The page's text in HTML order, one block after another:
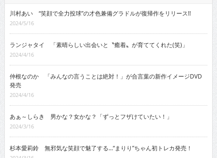
川村あい “笑顔で全力投球”の才色兼備グラドルが復帰作をリリース!!
2024/5/16
ランジャタイ 「素晴らしい出会いと〝癒着〟が育ててくれた(笑)」
2024/4/16
仲根なのか 「みんなの言うことは絶対！」が合言葉の新作イメージDVD
発売
2024/4/16
あぁ～しらき 男かな？女かな？「ずっとフザけていたい！」
2024/3/16
杉本愛莉鈴 無邪気な笑顔で魅了する…“まりり”ちゃん初トレカ発売！